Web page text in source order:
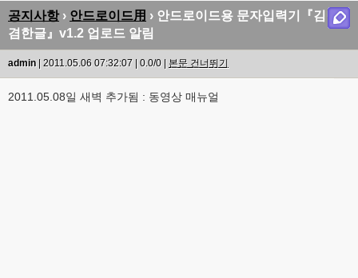
공지사항› 안드로이드用 › 안드로이드용 문자입력기『김민
겸한글』v1.2 업로드 알림
admin| 2011.05.06 07:32:07 | 0.0/0 | 본문 건너뛰기
2011.05.08일 새벽 추가됨 : 동영상 매뉴얼